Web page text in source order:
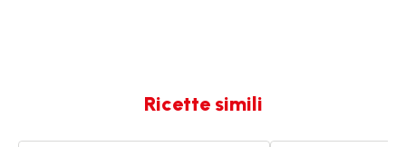
Ricette simili